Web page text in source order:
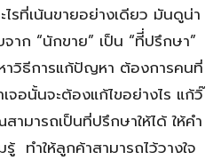
ไรที่เน้นขายอย่างเดียว มันดูน่า
าก “นักขาย” เป็น “ทีี่ปรึกษา”
าวิธีการแก้ปัญหา ต้องการคนที่
จอนั้นจะต้องแก้ไขอย่างไร แก้วิ๊
ามารถเป็นที่ปรึกษาให้ได้ ให้คำ
ทำให้ลูกค้าสามารถไว้วางใจ